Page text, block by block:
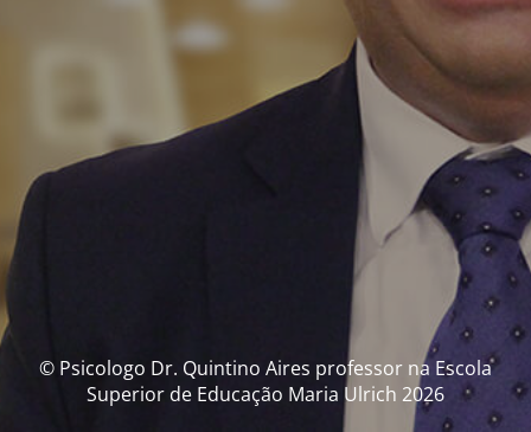
© Psicologo Dr. Quintino Aires professor na Escola
Superior de Educação Maria Ulrich 2026